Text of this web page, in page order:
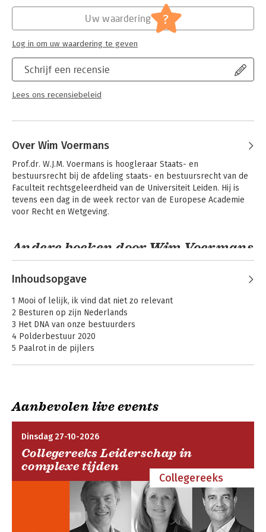
Mens en maatschappij
Schrijf een recensie
Lees ons recensiebeleid
Uw waardering ?
Log in om uw waardering te geven
Over Wim Voermans
Prof.dr. W.J.M. Voermans is hoogleraar Staats- en
bestuursrecht bij de afdeling staats- en bestuursrecht van de
Faculteit rechtsgeleerdheid van de Universiteit Leiden. Hij is
tevens een dag in de week rector van de Europese Academie
voor Recht en Wetgeving.
Andere boeken door Wim Voermans
Inhoudsopgave
1 Mooi of lelijk, ik vind dat niet zo relevant
2 Besturen op zijn Nederlands
3 Het DNA van onze bestuurders
4 Polderbestuur 2020
5 Paalrot in de pijlers
Bijlage 1. Informatie-incidenten
Personenregister
Zakenregister
Aanbevolen live events
Dinsdag 27-10-2026
Collegereeks Leiderschap in
complexe tijden
Collegereeks